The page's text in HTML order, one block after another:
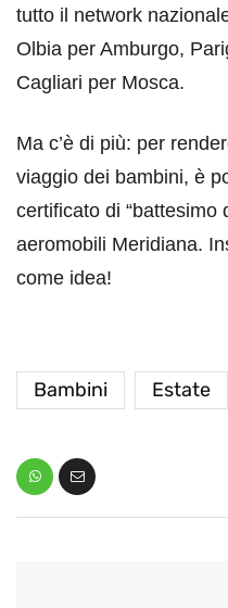
tutto il network
Olbia per Amburgo,
Cagliari per Mosca.
Ma c’è di più: per
viaggio dei bambini, è
certificato di “battesimo
aeromobili Meridiana.
come idea!
Bambini Estate